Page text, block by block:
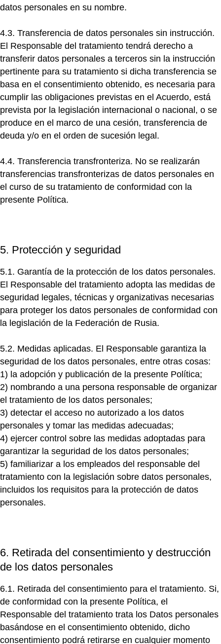
datos personales en su nombre.
4.3. Transferencia de datos personales sin instrucción.
El Responsable del tratamiento tendrá derecho a
transferir datos personales a terceros sin la instrucción
pertinente para su tratamiento si dicha transferencia se
basa en el consentimiento obtenido, es necesaria para
cumplir las obligaciones previstas en el Acuerdo, está
prevista por la legislación internacional o nacional, o se
produce en el marco de una cesión, transferencia de
deuda y/o en el orden de sucesión legal.
4.4. Transferencia transfronteriza. No se realizarán
transferencias transfronterizas de datos personales en
el curso de su tratamiento de conformidad con la
presente Política.
5. Protección y seguridad
5.1. Garantía de la protección de los datos personales.
El Responsable del tratamiento adopta las medidas de
seguridad legales, técnicas y organizativas necesarias
para proteger los datos personales de conformidad con
la legislación de la Federación de Rusia.
5.2. Medidas aplicadas. El Responsable garantiza la
seguridad de los datos personales, entre otras cosas:
1) la adopción y publicación de la presente Política;
2) nombrando a una persona responsable de organizar
el tratamiento de los datos personales;
3) detectar el acceso no autorizado a los datos
personales y tomar las medidas adecuadas;
4) ejercer control sobre las medidas adoptadas para
garantizar la seguridad de los datos personales;
5) familiarizar a los empleados del responsable del
tratamiento con la legislación sobre datos personales,
incluidos los requisitos para la protección de datos
personales.
6. Retirada del consentimiento y destrucción
de los datos personales
6.1. Retirada del consentimiento para el tratamiento. Si,
de conformidad con la presente Política, el
Responsable del tratamiento trata los Datos personales
basándose en el consentimiento obtenido, dicho
consentimiento podrá retirarse en cualquier momento